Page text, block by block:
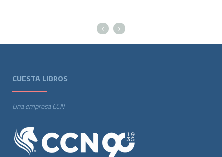
CUESTA LIBROS
Una empresa CCN